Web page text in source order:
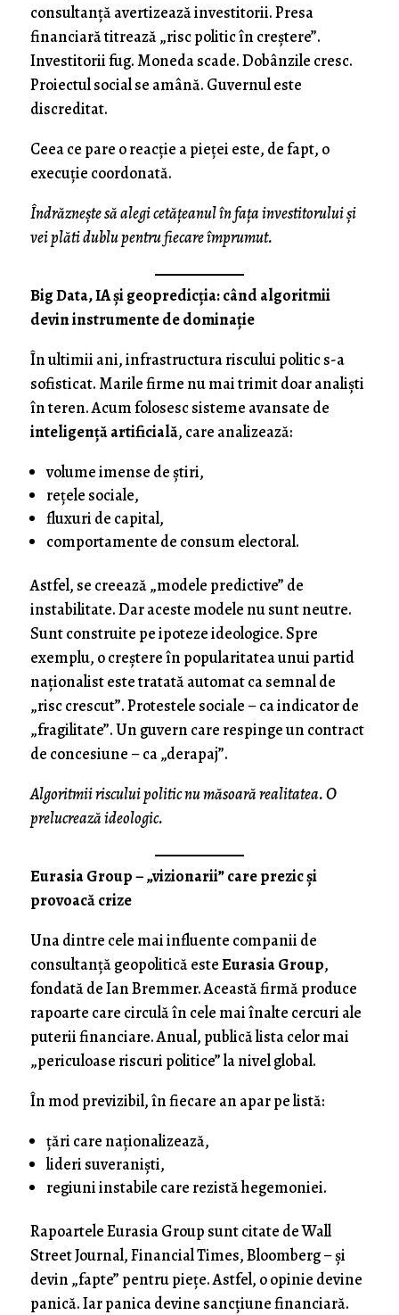
consultanță avertizează investitorii. Presa
financiară titrează „risc politic în creștere”.
Investitorii fug. Moneda scade. Dobânzile cresc.
Proiectul social se amână. Guvernul este
discreditat.
Ceea ce pare o reacție a pieței este, de fapt, o
execuție coordonată.
Îndrăznește să alegi cetățeanul în fața investitorului și
vei plăti dublu pentru fiecare împrumut.
Big Data, IA și geopredicția: când algoritmii
devin instrumente de dominație
În ultimii ani, infrastructura riscului politic s-a
sofisticat. Marile firme nu mai trimit doar analiști
în teren. Acum folosesc sisteme avansate de
inteligență artificială, care analizează:
volume imense de știri,
rețele sociale,
fluxuri de capital,
comportamente de consum electoral.
Astfel, se creează „modele predictive” de
instabilitate. Dar aceste modele nu sunt neutre.
Sunt construite pe ipoteze ideologice. Spre
exemplu, o creștere în popularitatea unui partid
naționalist este tratată automat ca semnal de
„risc crescut”. Protestele sociale – ca indicator de
„fragilitate”. Un guvern care respinge un contract
de concesiune – ca „derapaj”.
Algoritmii riscului politic nu măsoară realitatea. O
prelucrează ideologic.
Eurasia Group – „vizionarii” care prezic și
provoacă crize
Una dintre cele mai influente companii de
consultanță geopolitică esteEurasia Group,
fondată de Ian Bremmer. Această firmă produce
rapoarte care circulă în cele mai înalte cercuri ale
puterii financiare. Anual, publică lista celor mai
„periculoase riscuri politice” la nivel global.
În mod previzibil, în fiecare an apar pe listă:
țări care naționalizează,
lideri suveraniști,
regiuni instabile care rezistă hegemoniei.
Rapoartele Eurasia Group sunt citate de Wall
Street Journal, Financial Times, Bloomberg – și
devin „fapte” pentru piețe. Astfel, o opinie devine
panică. Iar panica devine sancțiune financiară.